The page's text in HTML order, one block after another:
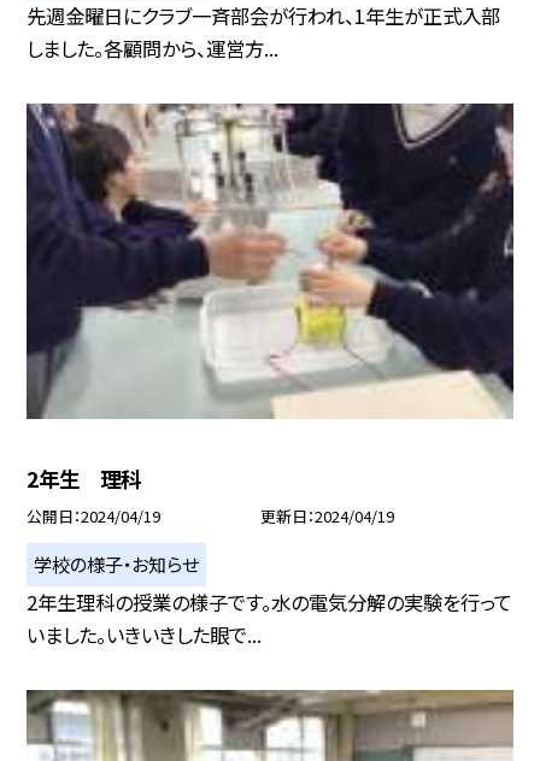
先週金曜日にクラブ一斉部会が行われ、1年生が正式入部
しました。各顧問から、運営方...
2年生 理科
公開日 2024/04/19 更新日 2024/04/19
学校の様子・お知らせ
2年生理科の授業の様子です。水の電気分解の実験を行って
いました。いきいきした眼で...